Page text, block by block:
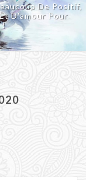
De Positif,
D'amour Pour
!